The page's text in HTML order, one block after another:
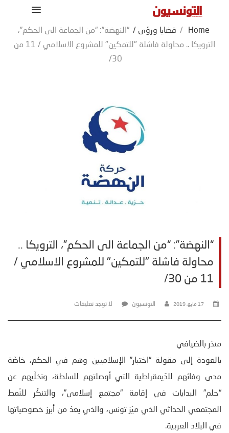
Home
/ قضايا ورؤى / “النهضة”: “من الجماعة الى الحكم”،
الترويكا .. محاولة فاشلة "للتمكين" للمشروع الاسلامي / 11 من
30/
“النهضة”: “من الجماعة الى الحكم”، الترويكا ..
محاولة فاشلة "للتمكين" للمشروع الاسلامي /
11 من 30/
17 مايو، 2019 التونسيون لا توجد تعليقات
منذر بالضيافي
بالعودة إلى مقولة “اختبار” الإسلاميين وهم في الحكم، خاصّة
مدى وفائهم للدّيمقراطية التي أوصلتهم للسلطة، وتخلّيهم عن
“حلم” البدايات في إقامة “مجتمع إسلامي”، والتنكّر للنّمط
المجتمعي الحداثي الذي ميّز تونس، والذي يعدّ من أبرز خصوصياتها
في البلاد العربية.